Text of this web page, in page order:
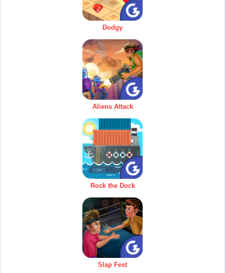
Dodgy
Aliens Attack
Rock the Dock
Slap Fest